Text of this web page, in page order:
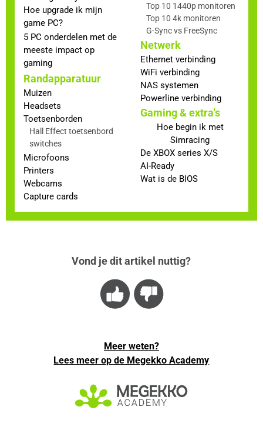
Hoe upgrade ik mijn
game PC?
5 PC onderdelen met de
meeste impact op
gaming
Randapparatuur
Muizen
Headsets
Toetsenborden
Hall Effect toetsenbord
switches
Microfoons
Printers
Webcams
Capture cards
Top 10 1440p monitoren
Top 10 4k monitoren
G-Sync vs FreeSync
Netwerk
Ethernet verbinding
WiFi verbinding
NAS systemen
Powerline verbinding
Gaming & extra's
Hoe begin ik met
Simracing
De XBOX series X/S
AI-Ready
Wat is de BIOS
Vond je dit artikel nuttig?
Meer weten?
Lees meer op de Megekko Academy